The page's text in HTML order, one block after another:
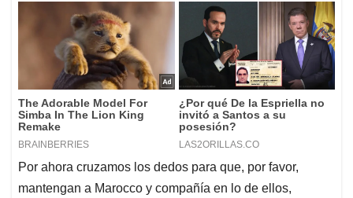
Por ahora cruzamos los dedos para que, por favor,
mantengan a Marocco y compañía en lo de ellos,